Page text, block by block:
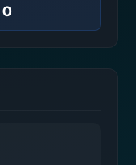
0